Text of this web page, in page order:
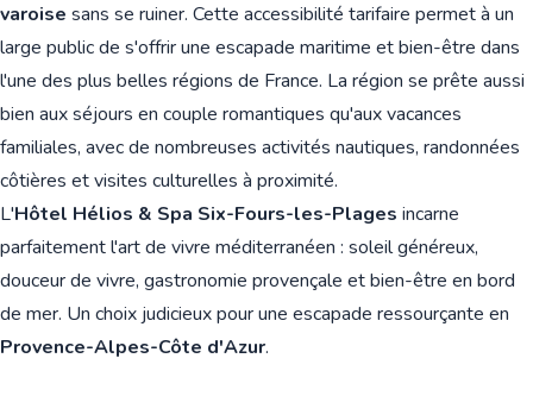
varoise sans se ruiner. Cette accessibilité tarifaire permet à un
large public de s'offrir une escapade maritime et bien-être dans
l'une des plus belles régions de France. La région se prête aussi
bien aux séjours en couple romantiques qu'aux vacances
familiales, avec de nombreuses activités nautiques, randonnées
côtières et visites culturelles à proximité.
L'Hôtel Hélios & Spa Six-Fours-les-Plages incarne
parfaitement l'art de vivre méditerranéen : soleil généreux,
douceur de vivre, gastronomie provençale et bien-être en bord
de mer. Un choix judicieux pour une escapade ressourçante en
Provence-Alpes-Côte d'Azur.